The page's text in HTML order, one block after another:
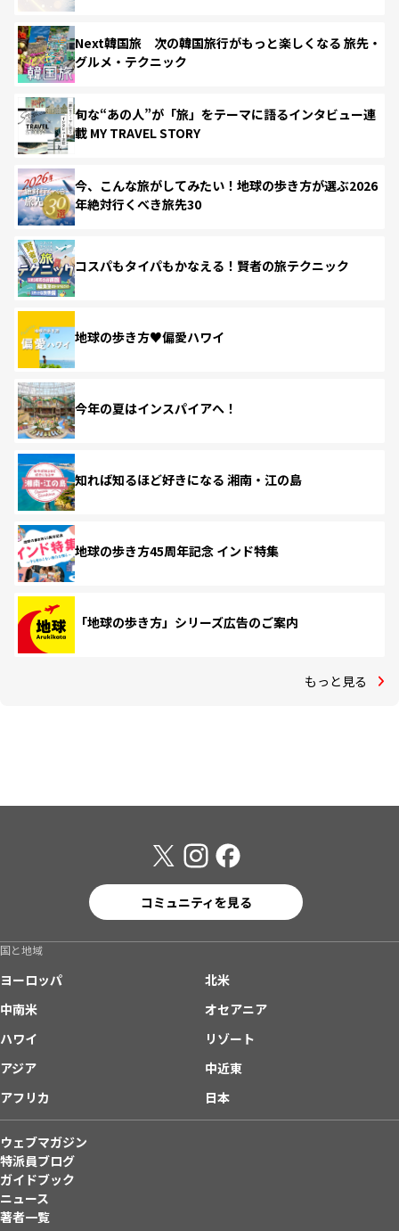
Next韓国旅 次の韓国旅行がもっと楽しくなる 旅先・
グルメ・テクニック
旬な“あの人”が「旅」をテーマに語るインタビュー連
載 MY TRAVEL STORY
今、こんな旅がしてみたい！地球の歩き方が選ぶ2026
年絶対行くべき旅先30
コスパもタイパもかなえる！賢者の旅テクニック
地球の歩き方♥偏愛ハワイ
今年の夏はインスパイアへ！
知れば知るほど好きになる 湘南・江の島
地球の歩き方45周年記念 インド特集
「地球の歩き方」シリーズ広告のご案内
もっと見る
コミュニティを見る
国と地域
ヨーロッパ
北米
中南米
オセアニア
ハワイ
リゾート
アジア
中近東
アフリカ
日本
ウェブマガジン
特派員ブログ
ガイドブック
ニュース
著者一覧